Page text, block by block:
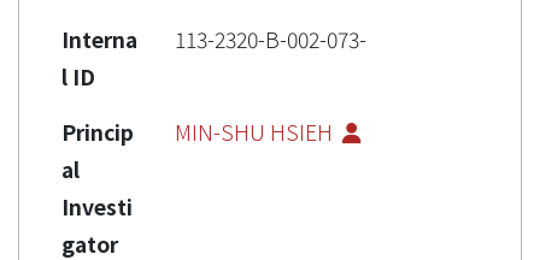
Interna
l ID
113-2320-B-002-073-
Princip
al
Investi
gator
MIN-SHU HSIEH